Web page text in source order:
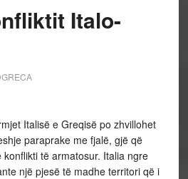
Italo-
Italisë e Greqisë po zhvillohet
paraprake me fjalë, gjë që
të armatosur. Italia ngre
një pjesë të madhe territori që i